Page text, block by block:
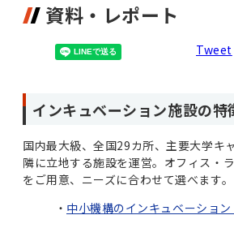
資料・レポート
Tweet
インキュベーション施設の特
国内最大級、全国29カ所、主要大学キ
隣に立地する施設を運営。オフィス・
をご用意、ニーズに合わせて選べます。
中小機構のインキュベーション